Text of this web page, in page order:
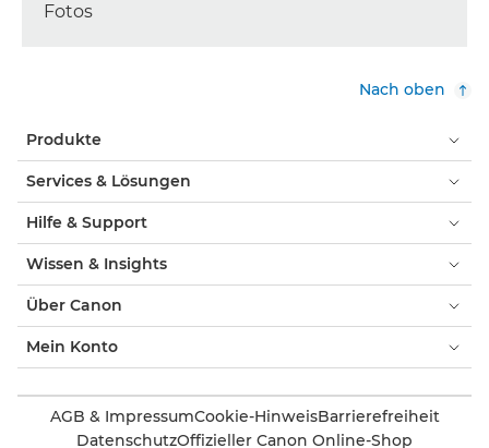
Fotos
Nach oben
Produkte
Services & Lösungen
Hilfe & Support
Wissen & Insights
Über Canon
Mein Konto
AGB & ImpressumCookie-HinweisBarrierefreiheit
DatenschutzOffizieller Canon Online-Shop